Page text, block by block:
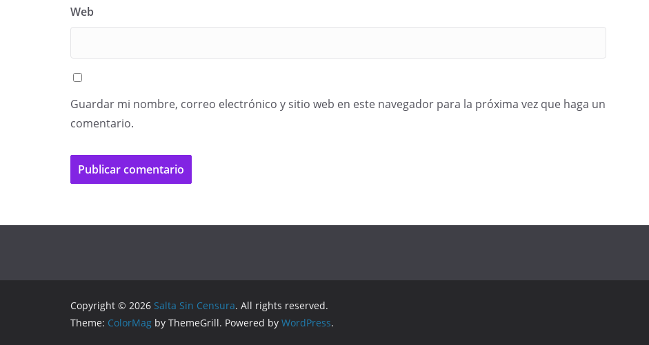
Web
Guardar mi nombre, correo electrónico y sitio web en este navegador para la próxima vez que haga un
comentario.
Copyright © 2026 Salta Sin Censura. All rights reserved.
Theme: ColorMag by ThemeGrill. Powered by WordPress.